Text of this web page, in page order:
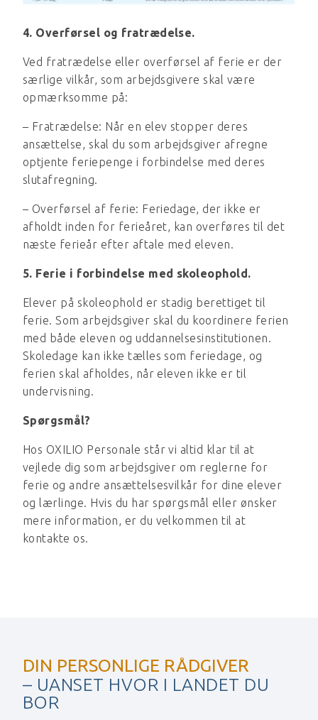
4. Overførsel og fratrædelse.
Ved fratrædelse eller overførsel af ferie er der
særlige vilkår, som arbejdsgivere skal være
opmærksomme på:
– Fratrædelse: Når en elev stopper deres
ansættelse, skal du som arbejdsgiver afregne
optjente feriepenge i forbindelse med deres
slutafregning.
– Overførsel af ferie: Feriedage, der ikke er
afholdt inden for ferieåret, kan overføres til det
næste ferieår efter aftale med eleven.
5. Ferie i forbindelse med skoleophold.
Elever på skoleophold er stadig berettiget til
ferie. Som arbejdsgiver skal du koordinere ferien
med både eleven og uddannelsesinstitutionen.
Skoledage kan ikke tælles som feriedage, og
ferien skal afholdes, når eleven ikke er til
undervisning.
Spørgsmål?
Hos OXILIO Personale står vi altid klar til at
vejlede dig som arbejdsgiver om reglerne for
ferie og andre ansættelsesvilkår for dine elever
og lærlinge. Hvis du har spørgsmål eller ønsker
mere information, er du velkommen til at
kontakte os.
DIN PERSONLIGE RÅDGIVER
– UANSET HVOR I LANDET DU
BOR